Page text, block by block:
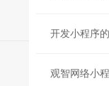
开发小程序
观智网络小